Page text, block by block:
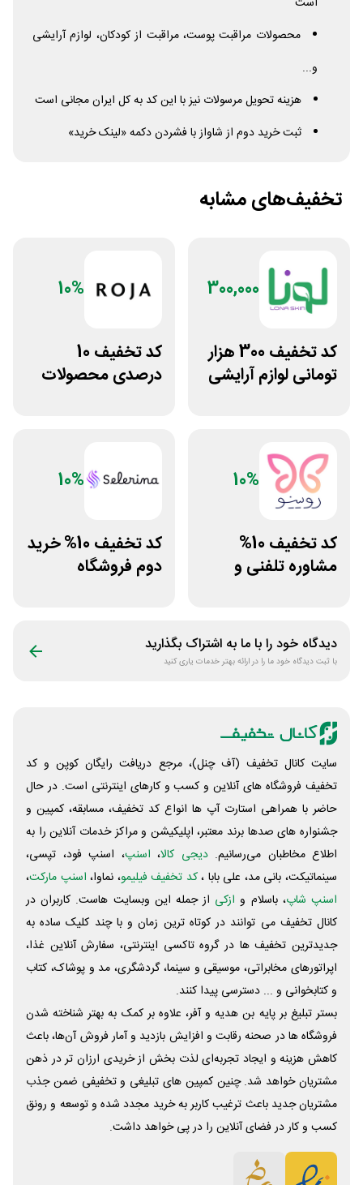
محصولات مراقبت پوست، مراقبت از کودکان، لوازم آرایشی
و...
هزینه تحویل مرسولات نیز با این کد به کل ایران مجانی است
ثبت خرید دوم از شاواز با فشردن دکمه «لینک خرید»
تخفیف‌های مشابه
300,000
کد تخفیف 300 هزار
تومانی لوازم آرایشی
10%
کد تخفیف 10
درصدی محصولات
10%
کد تخفیف 10%
مشاوره تلفنی و
10%
کد تخفیف 10% خرید
دوم فروشگاه
دیدگاه خود را با ما به اشتراک بگذارید
با ثبت دیدگاه خود ما را در ارائه بهتر خدمات یاری کنید
سایت کانال تخفیف (آف چنل)، مرجع دریافت رایگان کوپن و کد
تخفیف فروشگاه های آنلاین و کسب و‌ کارهای اینترنتی است. در حال
حاضر با همراهی استارت آپ ها انواع کد تخفیف، مسابقه، کمپین و
جشنواره های صدها برند معتبر، اپلیکیشن و مراکز خدمات آنلاین را به
اطلاع مخاطبان می‌رسانیم. دیجی کالا، اسنپ، اسنپ فود، تپسی،
سینماتیکت، بانی مد، علی‌ بابا ،کد تخفیف فیلیمو، نماوا، اسنپ مارکت،
اسنپ شاپ، باسلام و ازکی از جمله این وبسایت ‌هاست. کاربران در
کانال تخفیف می توانند در کوتاه ترین زمان و با چند کلیک ساده به
جدیدترین تخفیف ها در گروه تاکسی اینترنتی، سفارش آنلاین غذا،
اپراتورهای مخابراتی، موسیقی و سینما، گردشگری، مد و پوشاک، کتاب
و کتابخوانی و ... دسترسی پیدا کنند.
بستر تبلیغ بر پایه بن هدیه و آفر، علاوه بر کمک به بهتر شناخته شدن
فروشگاه ها در صحنه رقابت و افزایش بازدید و آمار فروش آن‌ها، باعث
کاهش هزینه و ایجاد تجربه‌ای لذت بخش از خریدی ارزان تر در ذهن
مشتریان خواهد شد. چنین کمپین های تبلیغی و تخفیفی ضمن جذب
مشتریان جدید باعث ترغیب کاربر به خرید مجدد شده و توسعه و رونق
کسب و کار در فضای آنلاین را در پی خواهد داشت.